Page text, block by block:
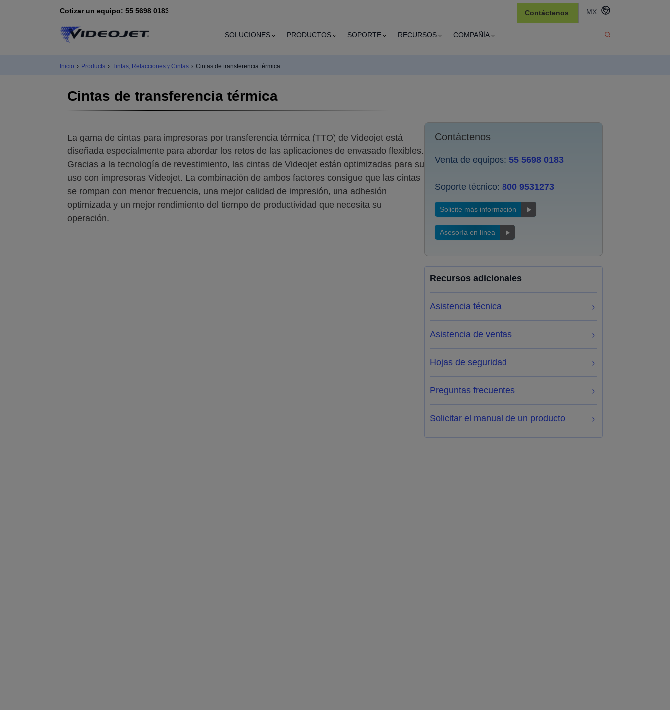
Cotizar un equipo: 55 5698 0183 Contáctenos MX
SOLUCIONES PRODUCTOS SOPORTE RECURSOS COMPAÑÍA
Inicio › Products › Tintas, Refacciones y Cintas › Cintas de transferencia térmica
Cintas de transferencia térmica
La gama de cintas para impresoras por transferencia térmica (TTO) de Videojet está
diseñada especialmente para abordar los retos de las aplicaciones de envasado flexibles.
Gracias a la tecnología de revestimiento, las cintas de Videojet están optimizadas para su
uso con impresoras Videojet. La combinación de ambos factores consigue que las cintas
se rompan con menor frecuencia, una mejor calidad de impresión, una adhesión
optimizada y un mejor rendimiento del tiempo de productividad que necesita su
operación.
Contáctenos
Venta de equipos: 55 5698 0183
Soporte técnico:800 9531273
Solicite más información
Asesoría en línea
Recursos adicionales
Asistencia técnica
Asistencia de ventas
Hojas de seguridad
Preguntas frecuentes
Solicitar el manual de un producto